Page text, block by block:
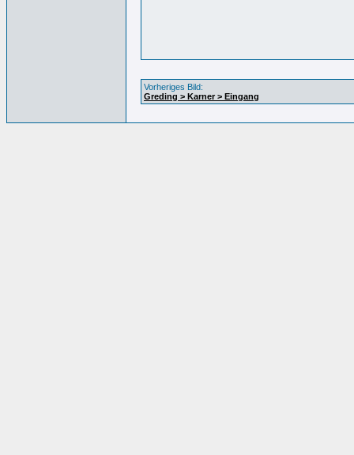
Vorheriges Bild:
Greding > Karner > Eingang